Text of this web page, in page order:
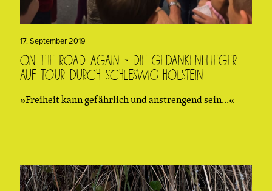
17. September 2019
On the road again – die Gedankenflieger
auf Tour durch Schleswig-Holstein
»Freiheit kann gefährlich und anstrengend sein...«